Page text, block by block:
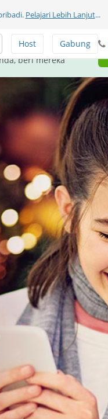
Pelajari Lebih Lanjut...
Gabung
Host
GRATIS untuk
beri mereka